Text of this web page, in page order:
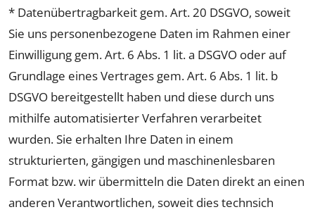
* Datenübertragbarkeit gem. Art. 20 DSGVO, soweit
Sie uns personenbezogene Daten im Rahmen einer
Einwilligung gem. Art. 6 Abs. 1 lit. a DSGVO oder auf
Grundlage eines Vertrages gem. Art. 6 Abs. 1 lit. b
DSGVO bereitgestellt haben und diese durch uns
mithilfe automatisierter Verfahren verarbeitet
wurden. Sie erhalten Ihre Daten in einem
strukturierten, gängigen und maschinenlesbaren
Format bzw. wir übermitteln die Daten direkt an einen
anderen Verantwortlichen, soweit dies technsich